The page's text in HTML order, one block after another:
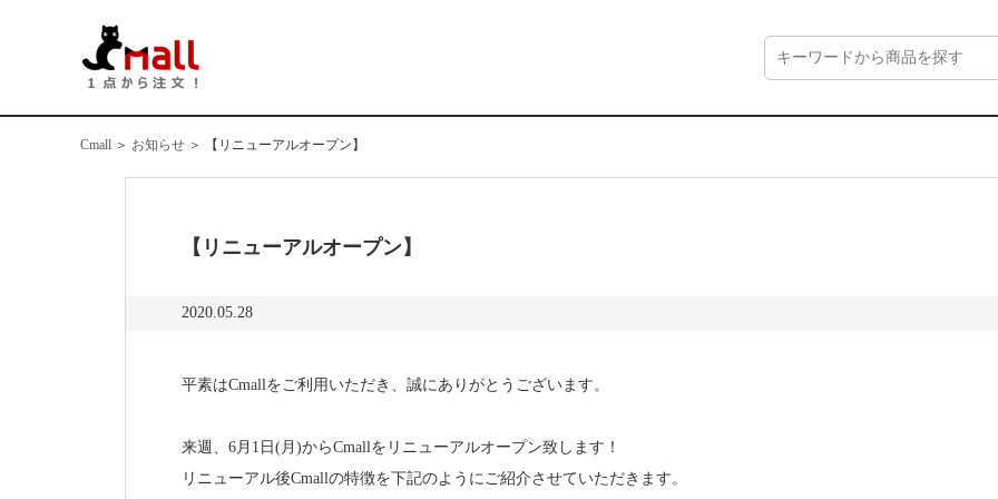
Cmall ＞ お知らせ ＞ 【リニューアルオープン】
【リニューアルオープン】
2020.05.28
平素はCmallをご利用いただき、誠にありがとうございます。
来週、6月1日(月)からCmallをリニューアルオープン致します！
リニューアル後Cmallの特徴を下記のようにご紹介させていただきます。